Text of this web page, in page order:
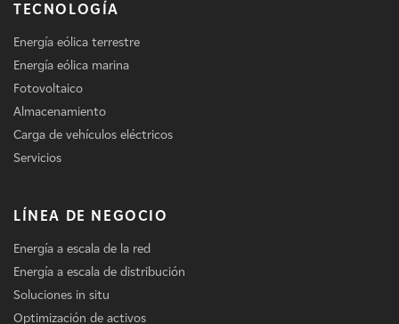
TECNOLOGÍA
Energía eólica terrestre
Energía eólica marina
Fotovoltaico
Almacenamiento
Carga de vehículos eléctricos
Servicios
LÍNEA DE NEGOCIO
Energía a escala de la red
Energía a escala de distribución
Soluciones in situ
Optimización de activos